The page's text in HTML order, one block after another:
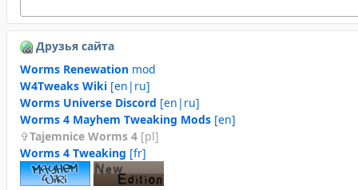
Друзья сайта
Worms Renewation mod
W4Tweaks Wiki [en|ru]
Worms Universe Discord [en|ru]
Worms 4 Mayhem Tweaking Mods [en]
Tajemnice Worms 4 [pl]
Worms 4 Tweaking [fr]